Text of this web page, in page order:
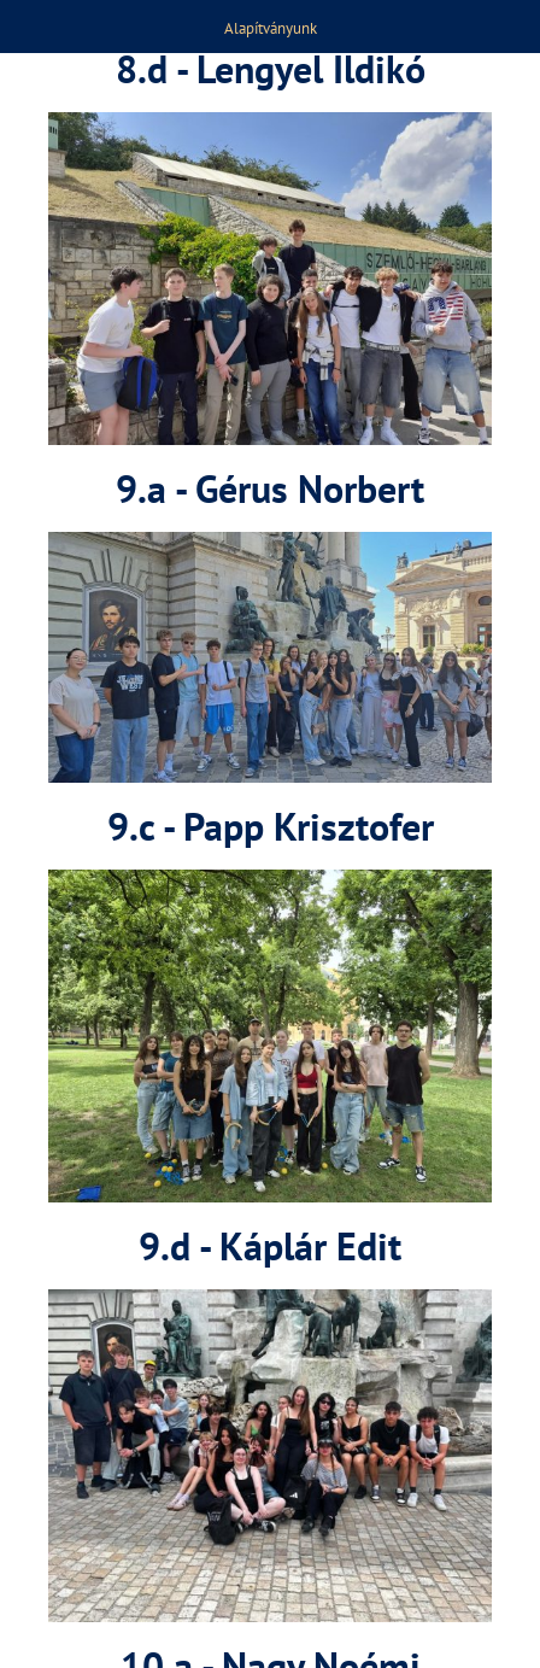
Alapítványunk
8.d - Lengyel Ildikó
9.a - Gérus Norbert
9.c - Papp Krisztofer
9.d - Káplár Edit